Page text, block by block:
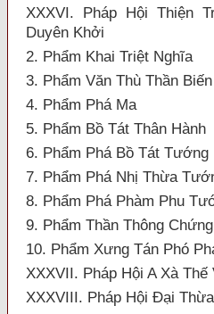
XXXVI. Pháp Hội Thiện
Duyên Khởi
2. Phẩm Khai Triệt Nghĩa
3. Phẩm Văn Thù Thần Biến
4. Phẩm Phá Ma
5. Phẩm Bồ Tát Thân Hành
6. Phẩm Phá Bồ Tát Tướng
7. Phẩm Phá Nhị Thừa
8. Phẩm Phá Phàm Phu
9. Phẩm Thần Thông
10. Phẩm Xưng Tán Phó
XXXVII. Pháp Hội A Xà
XXXVIII. Pháp Hội Đại